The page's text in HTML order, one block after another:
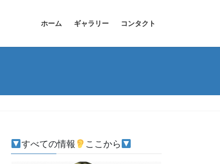
ホーム ギャラリー コンタクト
すべての情報 ここから